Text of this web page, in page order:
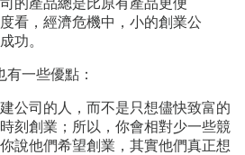
的產品總是比原有產品更便
看，經濟危機中，小的創業公
功。
一些優點：
公司的人，而不是只想儘快致富的
刻創業；所以，你會相對少一些競
說他們希望創業，其實他們真正想